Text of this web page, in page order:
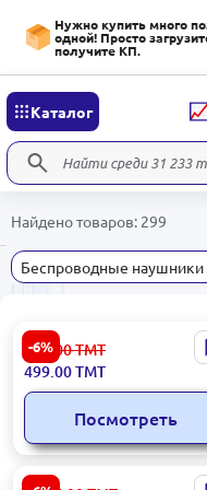
Нужно купить много
одной! Просто
получите КП.
Каталог
Найдено товаров: 299
Беспроводные наушники
-6%
Yesido EARYESYSP24 |
Наушники-вкладыши
Bluetooth 18ч IPX5
531.00ТМТ
499.00ТМТ
Посмотреть